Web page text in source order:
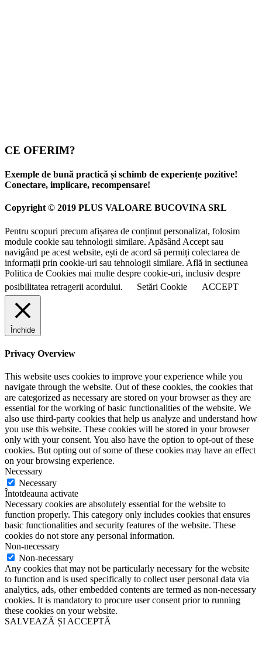
CE OFERIM?
Exemple de bună practică și schimb de experiențe pozitive!
Conectare, implicare, recompensare!
Copyright © 2019 PLUS VALOARE BUCOVINA SRL
Pentru scopuri precum afișarea de conținut personalizat, folosim
module cookie sau tehnologii similare. Apăsând Accept sau
navigând pe acest website, ești de acord să permiți colectarea de
informații prin cookie-uri sau tehnologii similare. Află in sectiunea
Politica de Cookies mai multe despre cookie-uri, inclusiv despre
posibilitatea retragerii acordului.
Setări Cookie ACCEPT
Închide
Privacy Overview
This website uses cookies to improve your experience while you
navigate through the website. Out of these cookies, the cookies that
are categorized as necessary are stored on your browser as they are
essential for the working of basic functionalities of the website. We
also use third-party cookies that help us analyze and understand how
you use this website. These cookies will be stored in your browser
only with your consent. You also have the option to opt-out of these
cookies. But opting out of some of these cookies may have an effect
on your browsing experience.
Necessary
Necessary
Întotdeauna activate
Necessary cookies are absolutely essential for the website to
function properly. This category only includes cookies that ensures
basic functionalities and security features of the website. These
cookies do not store any personal information.
Non-necessary
Non-necessary
Any cookies that may not be particularly necessary for the website
to function and is used specifically to collect user personal data via
analytics, ads, other embedded contents are termed as non-necessary
cookies. It is mandatory to procure user consent prior to running
these cookies on your website.
SALVEAZĂ ȘI ACCEPTĂ